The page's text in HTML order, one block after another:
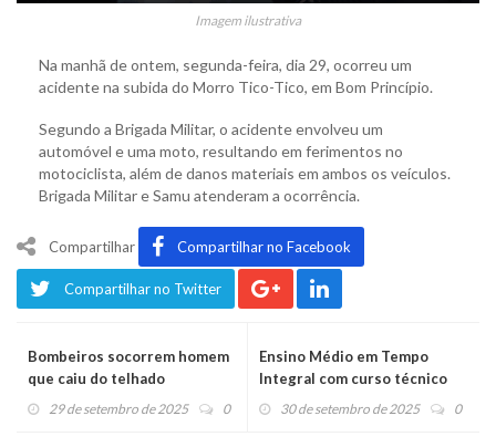
Imagem ilustrativa
Na manhã de ontem, segunda-feira, dia 29, ocorreu um
acidente na subida do Morro Tico-Tico, em Bom Princípio.
Segundo a Brigada Militar, o acidente envolveu um
automóvel e uma moto, resultando em ferimentos no
motociclista, além de danos materiais em ambos os veículos.
Brigada Militar e Samu atenderam a ocorrência.
Compartilhar Compartilhar no Facebook
Compartilhar no Twitter
Bombeiros socorrem homem
que caiu do telhado
29 de setembro de 2025 0
Ensino Médio em Tempo
Integral com curso técnico
será realidade na Escola
30 de setembro de 2025 0